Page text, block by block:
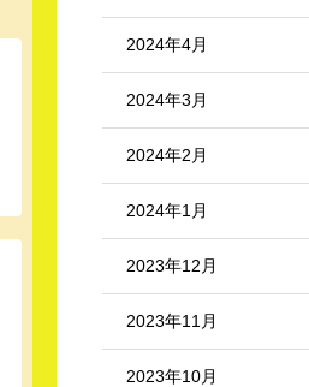
2024年4月
2024年3月
2024年2月
2024年1月
2023年12月
2023年11月
2023年10月